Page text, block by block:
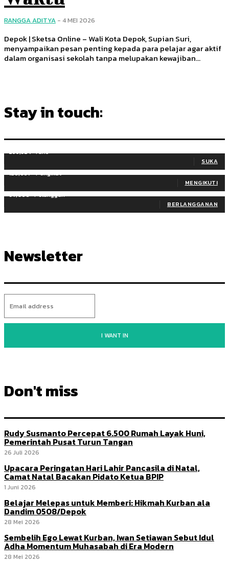
RANGGA ADITYA - 4 MEI 2026
Depok | Sketsa Online – Wali Kota Depok, Supian Suri,
menyampaikan pesan penting kepada para pelajar agar aktif
dalam organisasi sekolah tanpa melupakan kewajiban...
Stay in touch:
255,324 Fans
SUKA
128,657 Pengikut
MENGIKUTI
97,058 Pelanggan
BERLANGGANAN
Newsletter
I WANT IN
Don't miss
Rudy Susmanto Percepat 6.500 Rumah Layak Huni,
Pemerintah Pusat Turun Tangan
26 Juli 2026
Upacara Peringatan Hari Lahir Pancasila di Natal,
Camat Natal Bacakan Pidato Ketua BPIP
1 Juni 2026
Belajar Melepas untuk Memberi: Hikmah Kurban ala
Dandim 0508/Depok
28 Mei 2026
Sembelih Ego Lewat Kurban, Iwan Setiawan Sebut Idul
Adha Momentum Muhasabah di Era Modern
28 Mei 2026